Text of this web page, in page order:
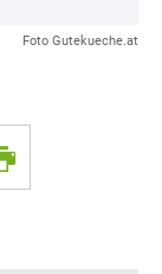
Foto Gutekueche.at